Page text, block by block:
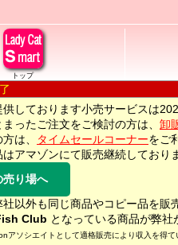
トップ
しております小売サービスは
ったご注文をご検討の方は、 卸
は、
タイムセールコーナーをご
アマゾンにて販売継続しており
売り場へ
以外も同じ商品やコピー品を販
Club となっている商品が弊社
アソシエイトとして適格販売により収入を得て